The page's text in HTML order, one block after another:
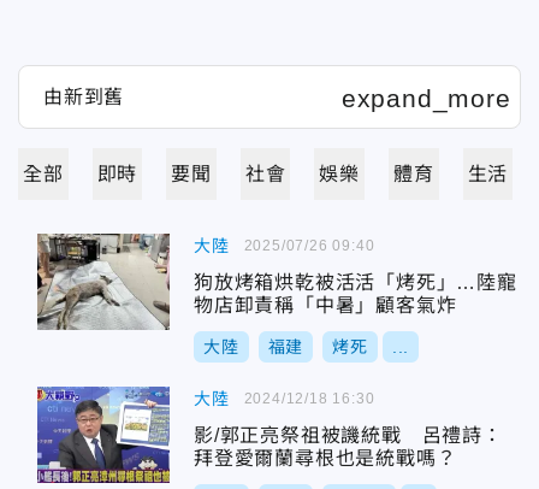
全部 即時 要聞 社會 娛樂 體育 生活
大陸
狗放烤箱烘乾被活活「烤死」…陸寵
物店卸責稱「中暑」顧客氣炸
大陸 福建 烤死
2025/07/26 09:40
大陸
影/郭正亮祭祖被譏統戰 呂禮詩：
拜登愛爾蘭尋根也是統戰嗎？
2024/12/18 16:30